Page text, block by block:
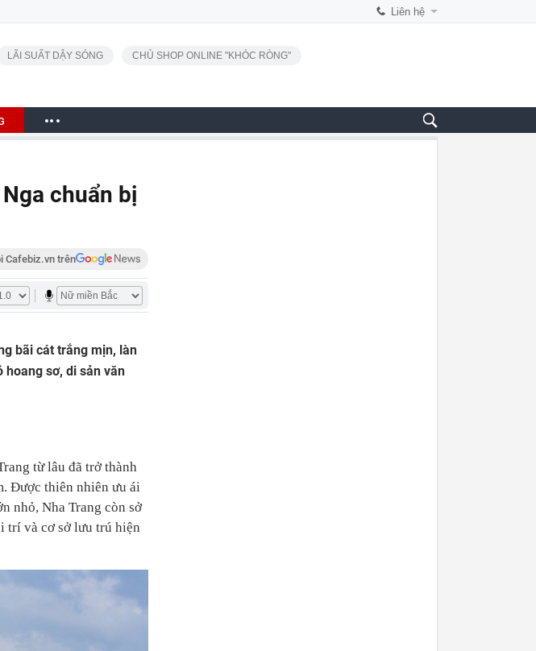
Liên hệ
LÃI SUẤT DẬY SÓNG CHỦ SHOP ONLINE "KHÓC RÒNG"
chuẩn bị
Cafebiz.vn trên
bãi cát trắng mịn, làn
hoang sơ, di sản văn
từ lâu đã trở thành
Được thiên nhiên ưu ái
nhỏ, Nha Trang còn sở
trí và cơ sở lưu trú hiện